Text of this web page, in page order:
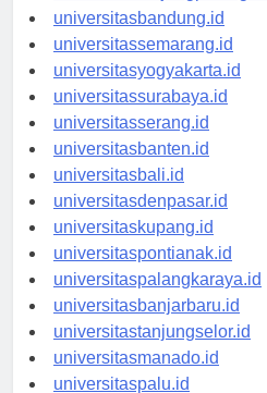
universitastanjungpinang.id
universitasbandung.id
universitassemarang.id
universitasyogyakarta.id
universitassurabaya.id
universitasserang.id
universitasbanten.id
universitasbali.id
universitasdenpasar.id
universitaskupang.id
universitaspontianak.id
universitaspalangkaraya.id
universitasbanjarbaru.id
universitastanjungselor.id
universitasmanado.id